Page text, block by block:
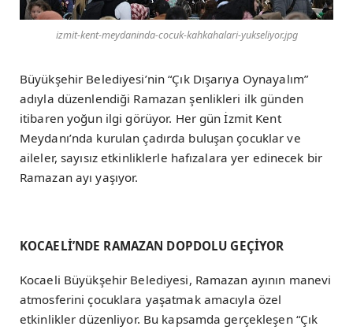
izmit-kent-meydaninda-cocuk-kahkahalari-yukseliyor.jpg
Büyükşehir Belediyesi’nin “Çık Dışarıya Oynayalım”
adıyla düzenlendiği Ramazan şenlikleri ilk günden
itibaren yoğun ilgi görüyor. Her gün İzmit Kent
Meydanı’nda kurulan çadırda buluşan çocuklar ve
aileler, sayısız etkinliklerle hafızalara yer edinecek bir
Ramazan ayı yaşıyor.
KOCAELİ’NDE RAMAZAN DOPDOLU GEÇİYOR
Kocaeli Büyükşehir Belediyesi, Ramazan ayının manevi
atmosferini çocuklara yaşatmak amacıyla özel
etkinlikler düzenliyor. Bu kapsamda gerçekleşen “Çık